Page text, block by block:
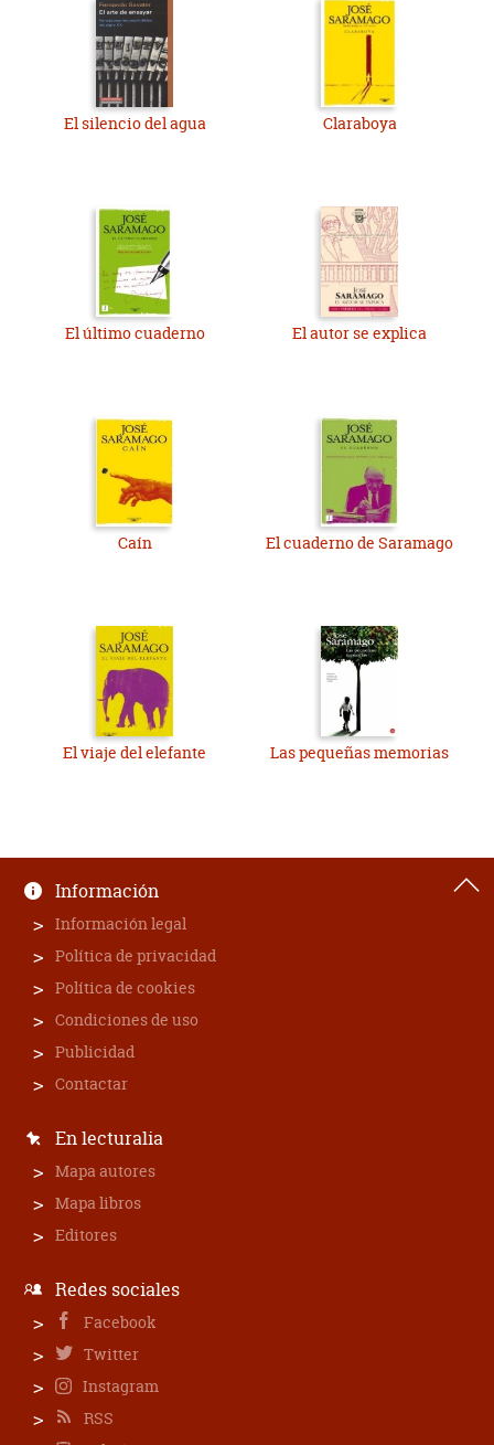
El silencio del agua Claraboya
El último cuaderno El autor se explica
Caín El cuaderno de Saramago
El viaje del elefante Las pequeñas memorias
Información
Información legal
Política de privacidad
Política de cookies
Condiciones de uso
Publicidad
Contactar
En lecturalia
Mapa autores
Mapa libros
Editores
Redes sociales
Facebook
Twitter
Instagram
RSS